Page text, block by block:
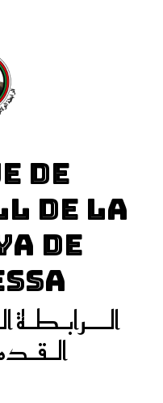
DE
DE LA
DE
الـــرابـطـة